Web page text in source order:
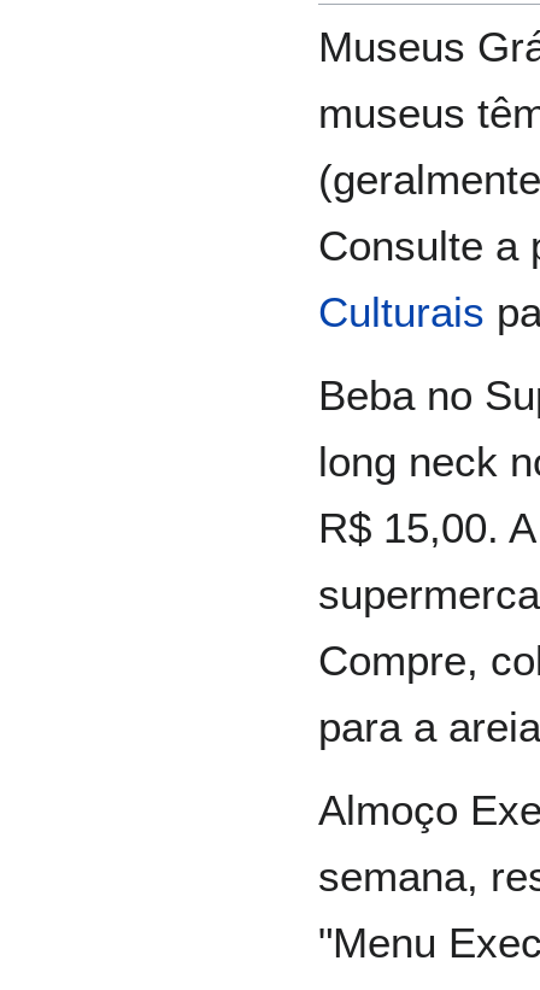
Museus
museus
Consulte a
Culturais
Beba no
long neck
R$ 15,00.
Compre,
para a
Almoço
semana,
"Menu